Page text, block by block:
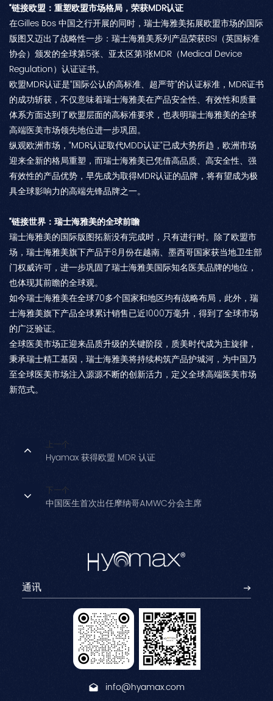
“链接欧盟：重塑欧盟市场格局，荣获MDR认证
在Gilles Bos 中国之行开展的同时，瑞士海雅美拓展欧盟市场的国际
版图又迈出了战略性一步：瑞士海雅美系列产品荣获BSI（英国标准
协会）颁发的全球第5张、亚太区第1张MDR（Medical Device
Regulation）认证证书。
欧盟MDR认证是“国际公认的高标准、超严苛”的认证标准，MDR证书
的成功斩获，不仅意味着瑞士海雅美在产品安全性、有效性和质量
体系方面达到了欧盟层面的高标准要求，也表明瑞士海雅美的全球
高端医美市场领先地位进一步巩固。
纵观欧洲市场，“MDR认证取代MDD认证”已成大势所趋，欧洲市场
迎来全新的格局重塑，而瑞士海雅美已凭借高品质、高安全性、强
有效性的产品优势，早先成为取得MDR认证的品牌，将有望成为极
具全球影响力的高端先锋品牌之一。
“链接世界：瑞士海雅美的全球前瞻
瑞士海雅美的国际版图拓新没有完成时，只有进行时。除了欧盟市
场，瑞士海雅美旗下产品于8月份在越南、墨西哥国家获当地卫生部
门权威许可，进一步巩固了瑞士海雅美国际知名医美品牌的地位，
也体现其前瞻的全球观。
如今瑞士海雅美在全球70多个国家和地区均有战略布局，此外，瑞
士海雅美旗下产品全球累计销售已近1000万毫升，得到了全球市场
的广泛验证。
全球医美市场正迎来品质升级的关键阶段，质美时代成为主旋律，
秉承瑞士精工基因，瑞士海雅美将持续构筑产品护城河，为中国乃
至全球医美市场注入源源不断的创新活力，定义全球高端医美市场
新范式。
上一个
Hyamax 获得欧盟 MDR 认证
下一个
中国医生首次出任摩纳哥AMWC分会主席
info@hyamax.com